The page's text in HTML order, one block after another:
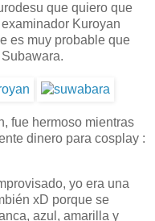
que quiero que
Kuroyan
es muy probable que
fue hermoso mientras
dinero para cosplay :
yo era una
xD porque se
azul, amarilla y